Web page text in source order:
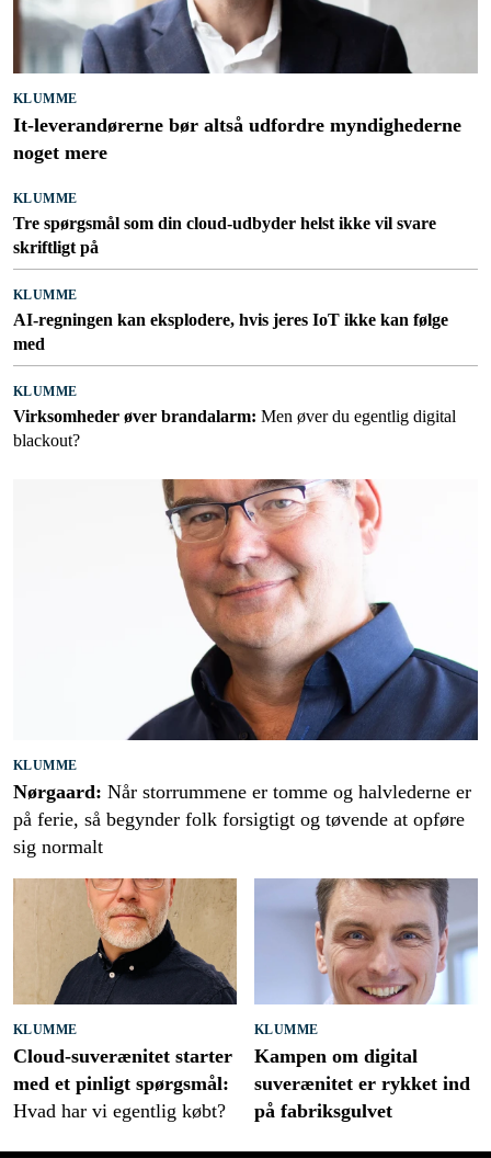
KLUMME
It-leverandørerne bør altså udfordre myndighederne
noget mere
KLUMME
Tre spørgsmål som din cloud-udbyder helst ikke vil svare
skriftligt på
KLUMME
AI-regningen kan eksplodere, hvis jeres IoT ikke kan følge
med
KLUMME
Virksomheder øver brandalarm: Men øver du egentlig digital
blackout?
KLUMME
Nørgaard: Når storrummene er tomme og halvlederne er
på ferie, så begynder folk forsigtigt og tøvende at opføre
sig normalt
KLUMME
Cloud-suverænitet starter
med et pinligt spørgsmål:
Hvad har vi egentlig købt?
KLUMME
Kampen om digital
suverænitet er rykket ind
på fabriksgulvet